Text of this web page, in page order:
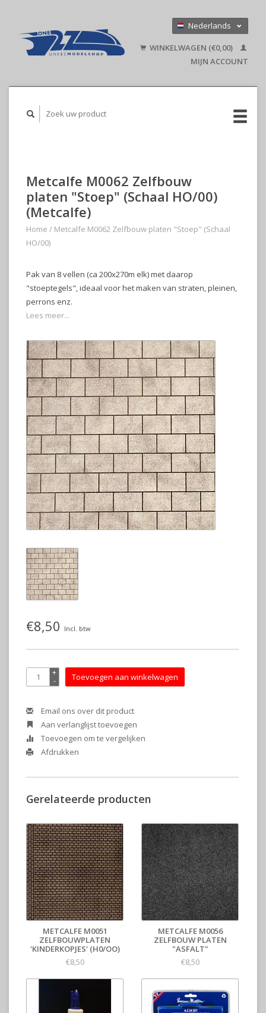
Nederlands
English
WINKELWAGEN (€0,00)
MIJN ACCOUNT
Metcalfe M0062 Zelfbouw
platen "Stoep" (Schaal HO/00)
(Metcalfe)
Home / Metcalfe M0062 Zelfbouw platen "Stoep" (Schaal
HO/00)
Pak van 8 vellen (ca 200x270m elk) met daarop
"stoeptegels", ideaal voor het maken van straten, pleinen,
perrons enz.
Lees meer...
€8,50 Incl. btw
+
- Toevoegen aan winkelwagen
Email ons over dit product
Aan verlanglijst toevoegen
Toevoegen om te vergelijken
Afdrukken
Gerelateerde producten
METCALFE M0051
ZELFBOUWPLATEN
'KINDERKOPJES' (H0/OO)
€8,50
METCALFE M0056
ZELFBOUW PLATEN
"ASFALT"
€8,50